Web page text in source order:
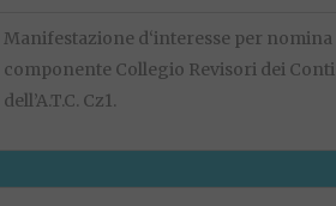
Manifestazione d‘interesse per nomina
componente Collegio Revisori dei Conti
dell’A.T.C. Cz1.